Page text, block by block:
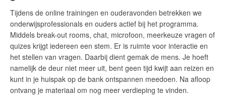
Tijdens de online trainingen en ouderavonden betrekken we
onderwijsprofessionals en ouders actief bij het programma.
Middels break-out rooms, chat, microfoon, meerkeuze vragen of
quizes krijgt iedereen een stem. Er is ruimte voor interactie en
het stellen van vragen. Daarbij dient gemak de mens. Je hoeft
namelijk de deur niet meer uit, bent geen tijd kwijt aan reizen en
kunt in je huispak op de bank ontspannen meedoen. Na afloop
ontvang je materiaal om nog meer verdieping te vinden.